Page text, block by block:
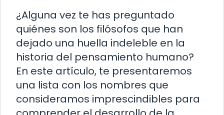
¿Alguna vez te has preguntado
quiénes son los filósofos que han
dejado una huella indeleble en la
historia del pensamiento humano?
En este artículo, te presentaremos
una lista con los nombres que
consideramos imprescindibles para